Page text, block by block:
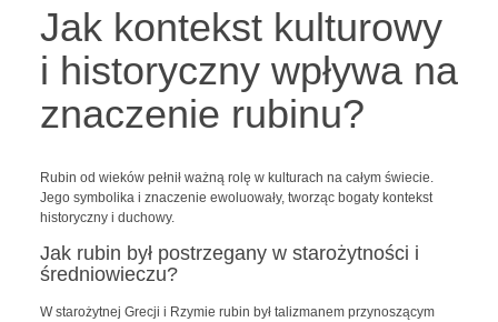
Jak kontekst kulturowy
i historyczny wpływa na
znaczenie rubinu?
Rubin od wieków pełnił ważną rolę w kulturach na całym świecie.
Jego symbolika i znaczenie ewoluowały, tworząc bogaty kontekst
historyczny i duchowy.
Jak rubin był postrzegany w starożytności i
średniowieczu?
W starożytnej Grecji i Rzymie rubin był talizmanem przynoszącym